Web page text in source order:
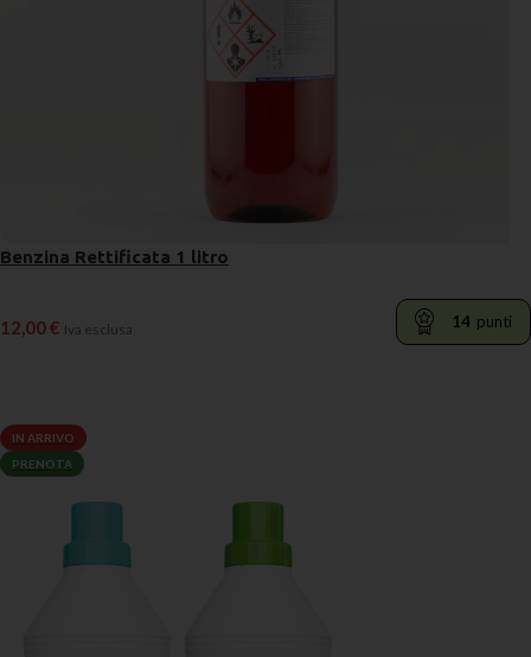
Benzina Rettificata 1 litro
12,00€ Iva esclusa 14 punti
IN ARRIVO
PRENOTA